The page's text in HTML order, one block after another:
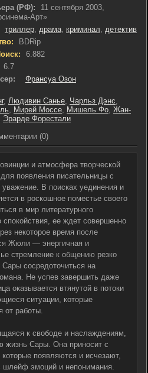
(РФ):
11 сентября 2003,
Арт»
триллер, драма, криминал, детектив
BDRip
6.882
6.7
Франсуа Озон
, Людивин Санье, Чарльз Дэнс,
, Мирей Моссе, Мишель Фо, Жан-
Эрарде Форестали
(0)
и атмосфера творческой
появления писательницы с
В поисках уединения и
в роскошное поместье своего
в мир литературного
спокойствия, ее ждет совершенно
некоторое время после
Жюли — энергичная и
стремление к общению резко
сосредоточиться на
Не успев завершить даже
оказывается втянутой в потоки
ситуации, которые
от работы.
к свободе и наслаждениям,
жизнь Сары. Она приносит с
появляются и исчезают,
шлейф эмоций и непонимания.